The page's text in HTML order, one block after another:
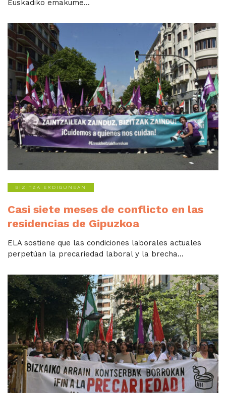
Euskadiko emakume...
BIZITZA ERDIGUNEAN
Casi siete meses de conflicto en las
residencias de Gipuzkoa
ELA sostiene que las condiciones laborales actuales
perpetúan la precariedad laboral y la brecha...